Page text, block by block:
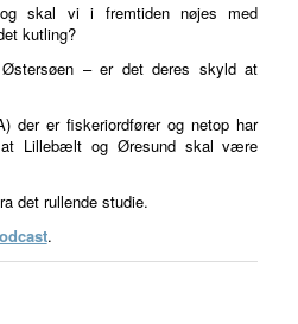
skal vi i fremtiden nøjes med
kutling?
– er det deres skyld at
der er fiskeriordfører og netop har
Lillebælt og Øresund skal være
det rullende studie.
.